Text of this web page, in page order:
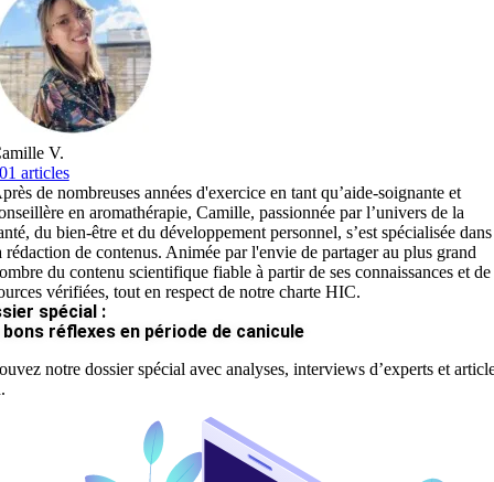
V.
articles
de nombreuses années d'exercice en tant qu’aide-soignante et
en aromathérapie, Camille, passionnée par l’univers de la
du bien-être et du développement personnel, s’est spécialisée dans
rédaction de contenus. Animée par l'envie de partager au plus grand
du contenu scientifique fiable à partir de ses connaissances et de
vérifiées, tout en respect de notre charte HIC.
spécial :
bons réflexes en période de canicule
notre dossier spécial avec analyses, interviews d’experts et